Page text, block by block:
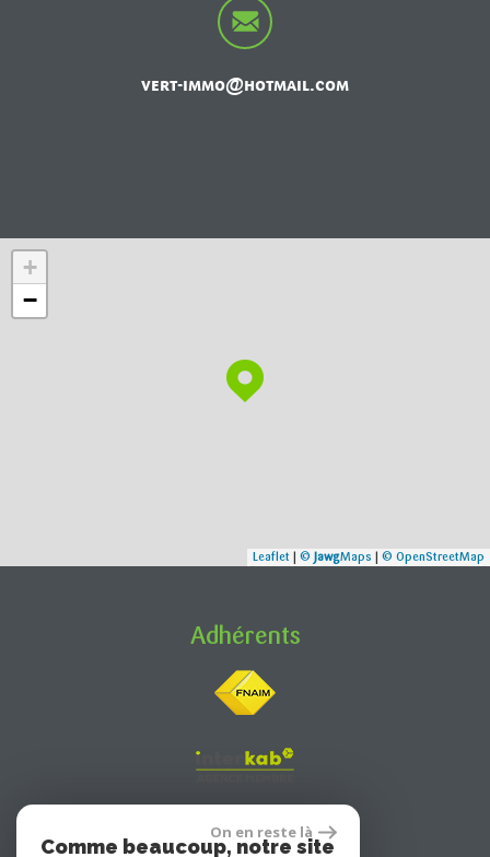
vert-immo@hotmail.com
+
−
Leaflet | © JawgMaps | © OpenStreetMap
Adhérents
On en reste là
Comme beaucoup, notre site